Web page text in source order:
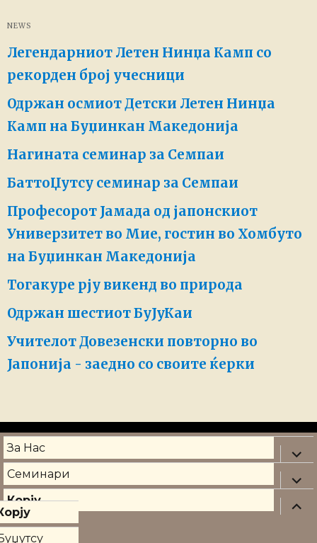
NEWS
Легендарниот Летен Нинџа Камп со
рекорден број учесници
Одржан осмиот Детски Летен Нинџа
Камп на Буџинкан Македонија
Нагината семинар за Семпаи
БаттоЏутсу семинар за Семпаи
Професорот Јамада од јапонскиот
Универзитет во Мие, гостин во Хомбуто
на Буџинкан Македонија
Тогакуре рју викенд во природа
Одржан шестиот БуЈуКаи
Учителот Довезенски повторно во
Јапонија - заедно со своите ќерки
За Нас
child
menu
Семинари
child
menu
Корју
child